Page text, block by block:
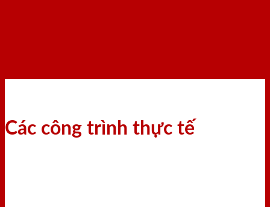
Các công trình thực tế